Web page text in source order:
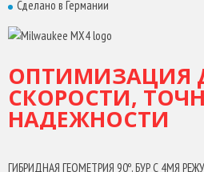
периода службы бура
Сделано в Германии
ОПТИМИЗАЦИЯ
СКОРОСТИ,
НАДЕЖНОСТИ
ГИБРИДНАЯ ГЕОМЕТРИЯ 90º, БУР С 4МЯ